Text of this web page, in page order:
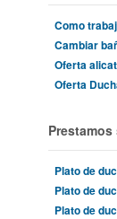
Como
Cambiar
Oferta
Oferta
Plato de
Plato de
Plato de